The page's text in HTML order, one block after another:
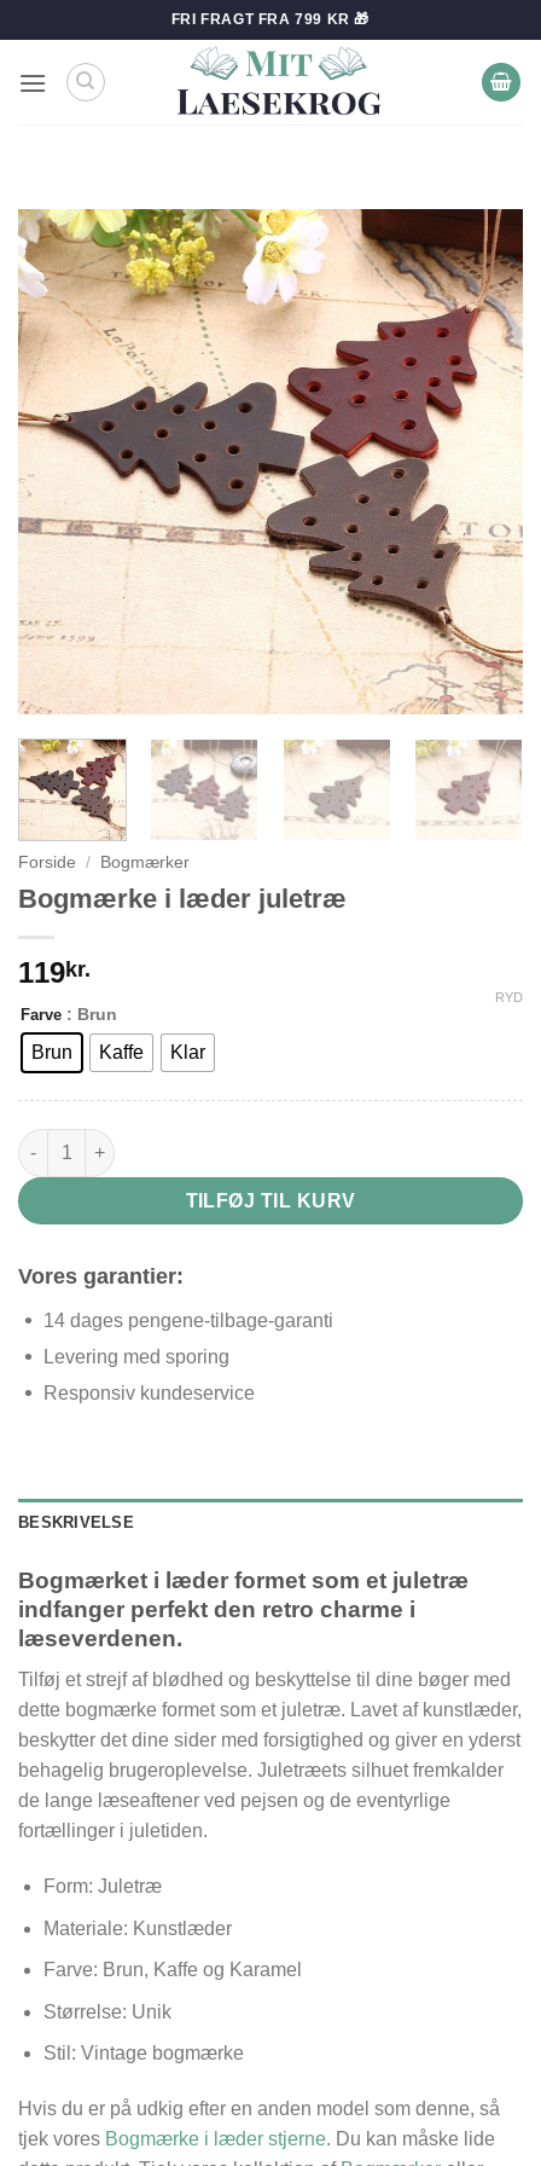
til
indhold
FRI FRAGT FRA 799 KR 🎁
Forside / Bogmærker
Bogmærke i læder juletræ
119kr.
Farve : Brun
Brun Kaffe Klar
RYD
Bogmærke i læder juletræ antal
TILFØJ TIL KURV
Vores garantier:
14 dages pengene-tilbage-garanti
Levering med sporing
Responsiv kundeservice
BESKRIVELSE
Bogmærket i læder formet som et juletræ
indfanger perfekt den retro charme i
læseverdenen.
Tilføj et strejf af blødhed og beskyttelse til dine bøger med
dette bogmærke formet som et juletræ. Lavet af kunstlæder,
beskytter det dine sider med forsigtighed og giver en yderst
behagelig brugeroplevelse. Juletræets silhuet fremkalder
de lange læseaftener ved pejsen og de eventyrlige
fortællinger i juletiden.
Form: Juletræ
Materiale: Kunstlæder
Farve: Brun, Kaffe og Karamel
Størrelse: Unik
Stil: Vintage bogmærke
Hvis du er på udkig efter en anden model som denne, så
tjek vores Bogmærke i læder stjerne. Du kan måske lide